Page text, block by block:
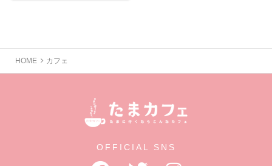
HOME カフェ
OFFICIAL SNS